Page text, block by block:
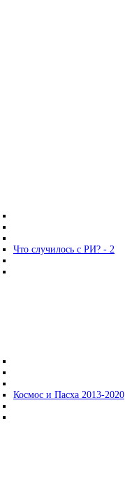
Что случилось с РИ? - 2
Космос и Пасха 2013-2020